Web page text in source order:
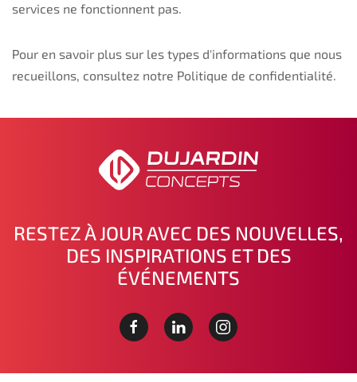
services ne fonctionnent pas.
Pour en savoir plus sur les types d'informations que nous
recueillons, consultez notre Politique de confidentialité.
RESTEZ À JOUR AVEC DES NOUVELLES,
DES INSPIRATIONS ET DES
ÉVÉNEMENTS